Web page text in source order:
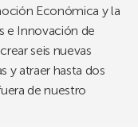
Económica y la
e Innovación de
seis nuevas
y atraer hasta dos
de nuestro